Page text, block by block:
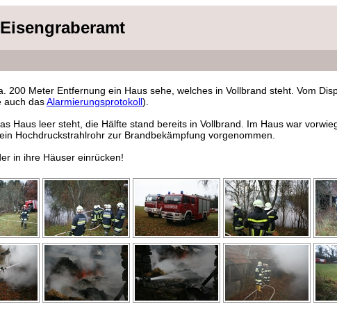
Meter Entfernung ein Haus sehe, welches in Vollbrand steht. Vom
auch dasAlarmierungsprotokoll).
Haus leer steht, die Hälfte stand bereits in Vollbrand. Im Haus war
Hochdruckstrahlrohr zur Brandbekämpfung vorgenommen.
in ihre Häuser einrücken!